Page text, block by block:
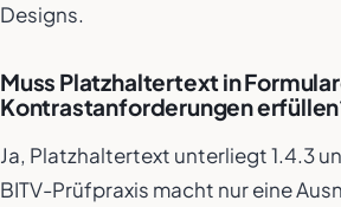
Designs.
Muss Platzhaltertext in
Kontrastanforderungen
Ja, Platzhaltertext unterliegt 1.4.3
BITV-Prüfpraxis macht nur eine